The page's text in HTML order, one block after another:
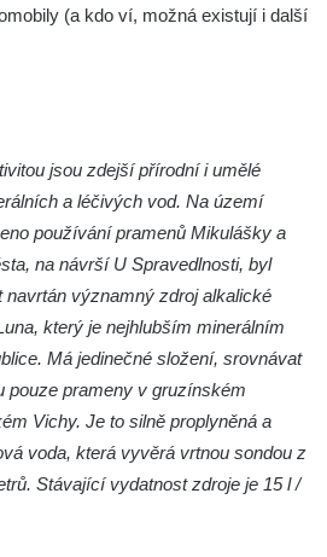
u kostela svatého
Dubé
na
a Nedamovská v
ulici Sadová v Dubé
Požárníků v Dubé
(a kdo ví, možná existují i další
jsou zdejší přírodní i umělé
a léčivých vod. Na území
používání pramenů Mikulášky a
na návrší U Spravedlnosti, byl
významný zdroj alkalické
který je nejhlubším minerálním
Má jedinečné složení, srovnávat
pouze prameny v gruzínském
Vichy. Je to silně proplyněná a
voda, která vyvěrá vrtnou sondou z
Stávající vydatnost zdroje je 15 l /